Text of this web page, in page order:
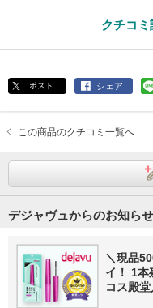
クチコ
ポスト シェア
この商品のクチコミ一覧へ
デジャヴュからのお知らせ
＼現品
イ！ 1本
コス殿